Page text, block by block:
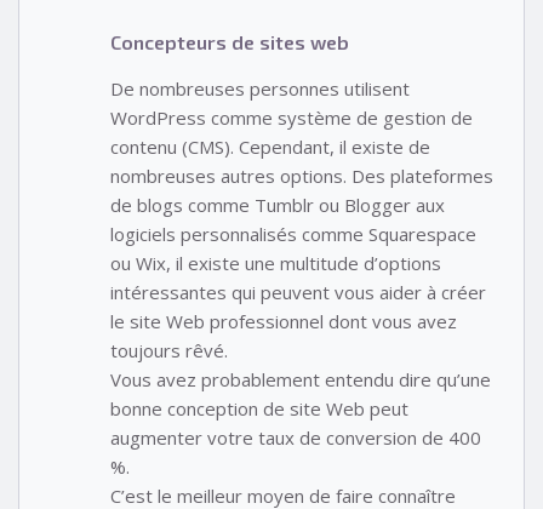
Concepteurs de sites web
De nombreuses personnes utilisent
WordPress comme système de gestion de
contenu (CMS). Cependant, il existe de
nombreuses autres options. Des plateformes
de blogs comme Tumblr ou Blogger aux
logiciels personnalisés comme Squarespace
ou Wix, il existe une multitude d’options
intéressantes qui peuvent vous aider à créer
le site Web professionnel dont vous avez
toujours rêvé.
Vous avez probablement entendu dire qu’une
bonne conception de site Web peut
augmenter votre taux de conversion de 400
%.
C’est le meilleur moyen de faire connaître